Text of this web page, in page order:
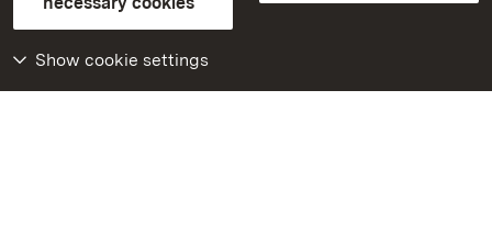
Show cookie settings
Declaration on barrier-free access
BITV-konform (geprüfte Seiten)